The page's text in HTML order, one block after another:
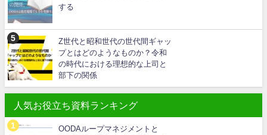
する
Z世代と昭和世代の世代間ギャッ
プとはどのようなものか？令和
の時代における理想的な上司と
部下の関係
人気お役立ち資料ランキング
OODAループマネジメントと